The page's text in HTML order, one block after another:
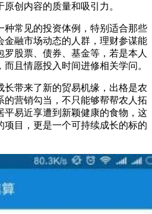
创内容的质量和吸引力。
常见的投资体例，特别适合那些
金融市场动态的人群，理财参谋能
股票、债券、基金等，若是本人
且情愿投入时间进修相关学问。
带来了新的贸易机缘，出格是农
的营销勾当，不只能够帮帮农人拓
平易近享遭到新颖健康的食物，这
项目，更是一个可持续成长的标的